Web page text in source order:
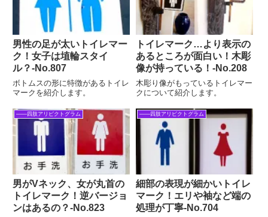
男性の足が太いトイレマー
ク！女子は埴輪スタイ
ル？‐No.807
ボトムスの形に特徴があるトイレ
マークを紹介します。
トイレマーク…より表示の
あるところが面白い！木彫
像が持っている！-No.208
木彫り像がもっているトイレマー
クについて紹介します。
――四肢アリピクトグラム
男がVネック、女が丸首の
トイレマーク！逆バージョ
ンはあるの？‐No.823
――四肢アリピクトグラム
細部の表現が細かいトイレ
マーク！エリや袖など端の
処理が丁寧‐No.704